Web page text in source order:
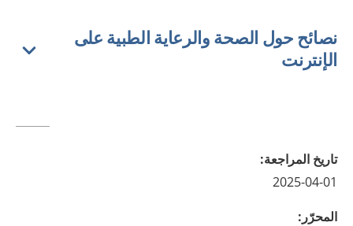
نصائح حول الصحة والرعاية الطبية على
الإنترنت
تاريخ المراجعة:
2025-04-01
المحرّر :